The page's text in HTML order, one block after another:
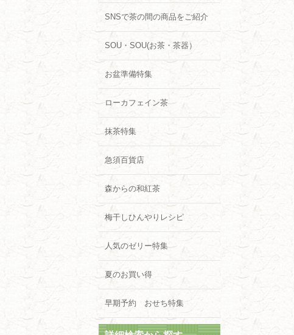
SNSで茶の間の商品をご紹介
SOU・SOU(お茶・茶器）
お盆準備特集
ローカフェイン茶
抹茶特集
急須百貨店
森からの和紅茶
梅干しひんやりレシピ
人気のゼリー特集
夏のお買い得
早期予約 おせち特集